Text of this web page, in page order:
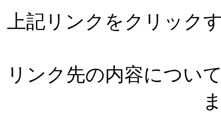
上記リンクをクリック
リンク先の内容につい